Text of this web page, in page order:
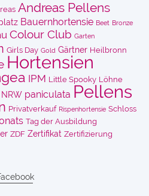
Andreas Pellens
Bauernhortensie Beet Bronze
Colour Club Garten
Girls Day Gold Gärtner Heilbronn
Hortensien
IPM Little Spooky Löhne
NRW paniculata Pellens
Privatverkauf Rispenhortensie Schloss
Tag der Ausbildung
ZDF Zertifikat Zertifizierung